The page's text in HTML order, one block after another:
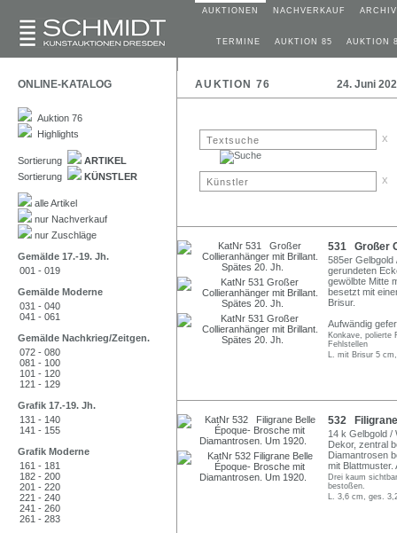
AUKTIONEN NACHVERKAUF ARCHIV
TERMINE AUKTION 85 AUKTION
ONLINE-KATALOG AUKTION 76 24. Juni
Auktion 76
Highlights
Sortierung
ARTIKEL
Sortierung
KÜNSTLER
alle Artikel
nur Nachverkauf
nur Zuschläge
Gemälde 17.-19. Jh.
001 - 019
Gemälde Moderne
031 - 040
041 - 061
Gemälde Nachkrieg/Zeitgen.
072 - 080
081 - 100
101 - 120
121 - 129
Grafik 17.-19. Jh.
131 - 140
141 - 155
Grafik Moderne
161 - 181
182 - 200
201 - 220
221 - 240
241 - 260
261 - 283
x
x
531 Großer
585er Gelbgold
gerundeten
gewölbte Mitte
besetzt mit
Brisur.
Aufwändig
Konkave, polierte
Fehlstellen
L. mit Brisur 5
532
14 k Gelbgold /
Dekor, zentral
Diamantrosen
mit Blattmuster.
Drei kaum
bestoßen.
L. 3,6 cm, ges.